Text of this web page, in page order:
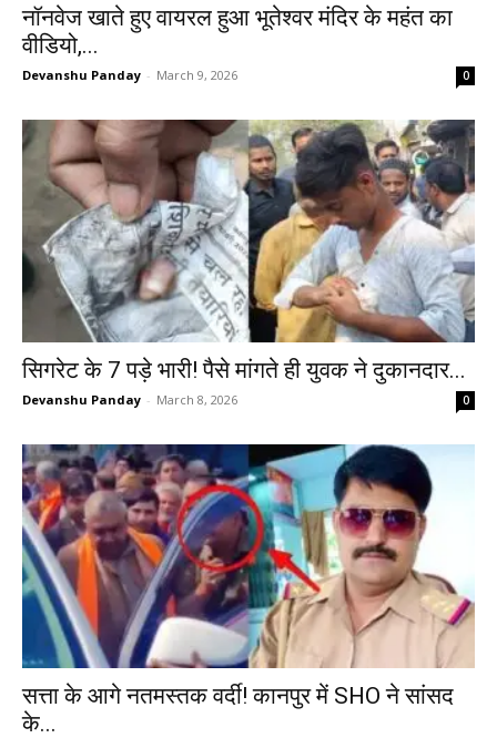
नॉनवेज खाते हुए वायरल हुआ भूतेश्वर मंदिर के महंत का
वीडियो,...
Devanshu Panday - March 9, 2026 0
सिगरेट के ₹7 पड़े भारी! पैसे मांगते ही युवक ने दुकानदार...
Devanshu Panday - March 8, 2026 0
सत्ता के आगे नतमस्तक वर्दी! कानपुर में SHO ने सांसद
के...